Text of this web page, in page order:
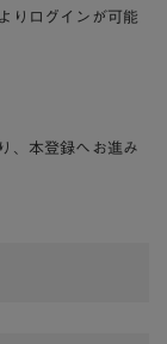
りログインが可能
、本登録へお進み